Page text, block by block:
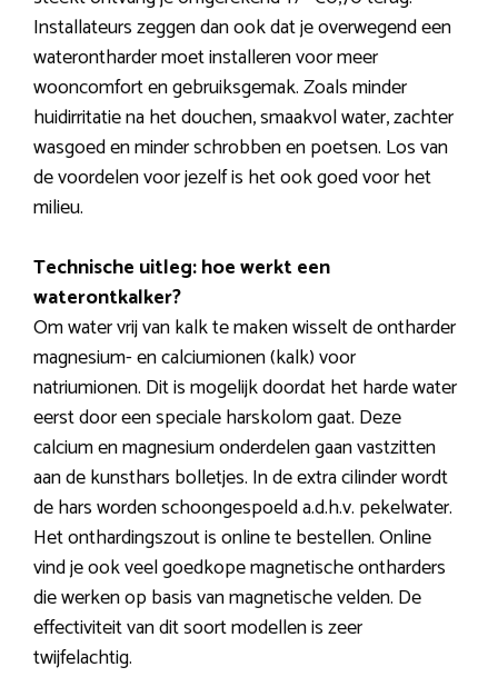
Installateurs zeggen dan ook dat je overwegend een
waterontharder moet installeren voor meer
wooncomfort en gebruiksgemak. Zoals minder
huidirritatie na het douchen, smaakvol water, zachter
wasgoed en minder schrobben en poetsen. Los van
de voordelen voor jezelf is het ook goed voor het
milieu.
Technische uitleg: hoe werkt een
waterontkalker?
Om water vrij van kalk te maken wisselt de ontharder
magnesium- en calciumionen (kalk) voor
natriumionen. Dit is mogelijk doordat het harde water
eerst door een speciale harskolom gaat. Deze
calcium en magnesium onderdelen gaan vastzitten
aan de kunsthars bolletjes. In de extra cilinder wordt
de hars worden schoongespoeld a.d.h.v. pekelwater.
Het onthardingszout is online te bestellen. Online
vind je ook veel goedkope magnetische ontharders
die werken op basis van magnetische velden. De
effectiviteit van dit soort modellen is zeer
twijfelachtig.